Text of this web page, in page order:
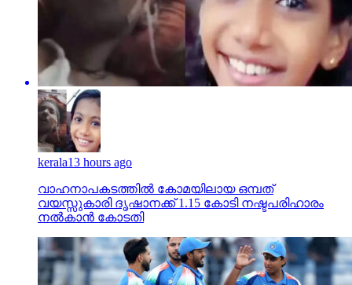
kerala13 hours ago
വാഹനാപകടത്തില്‍ കോമയിലായ ഒമ്പത്
വയസ്സുകാരി ദൃഷാനക്ക് 1.15 കോടി നഷ്ടപരിഹാരം
നല്‍കാന്‍ കോടതി